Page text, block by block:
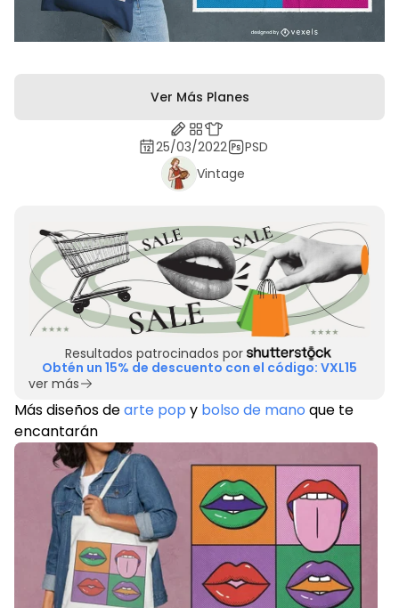
Ver Más Planes
25/03/2022
PSD
Vintage
Resultados patrocinados por
Obtén un 15% de descuento con el código: VXL15
ver más
Más diseños dearte pop y bolso de mano que te
encantarán